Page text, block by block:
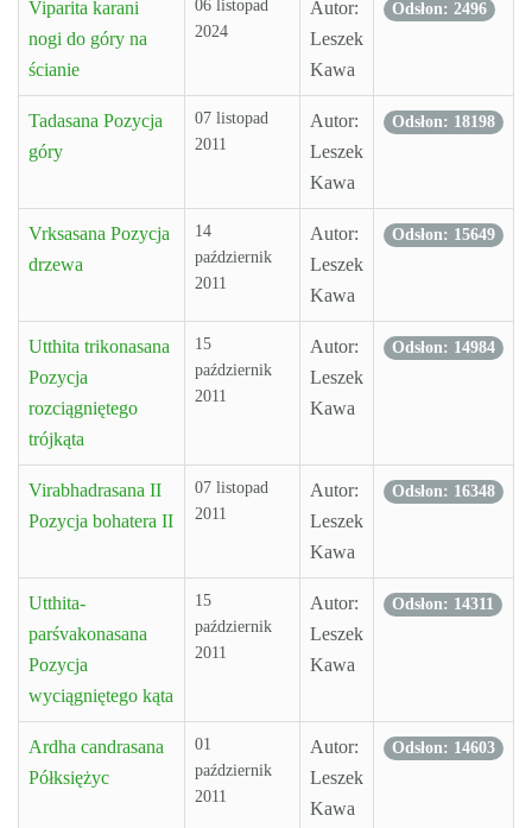
Viparita karani
nogi do góry na
ścianie
06 listopad
2024
Autor:
Leszek
Kawa
Odsłon: 2496
Tadasana Pozycja
góry
07 listopad
2011
Autor:
Leszek
Kawa
Odsłon: 18198
Vrksasana Pozycja
drzewa
14
październik
2011
Autor:
Leszek
Kawa
Odsłon: 15649
Utthita trikonasana
Pozycja
rozciągniętego
trójkąta
15
październik
2011
Autor:
Leszek
Kawa
Odsłon: 14984
Virabhadrasana II
Pozycja bohatera II
07 listopad
2011
Autor:
Leszek
Kawa
Odsłon: 16348
Utthita-
parśvakonasana
Pozycja
wyciągniętego kąta
15
październik
2011
Autor:
Leszek
Kawa
Odsłon: 14311
Ardha candrasana
Półksiężyc
01
październik
2011
Autor:
Leszek
Kawa
Odsłon: 14603